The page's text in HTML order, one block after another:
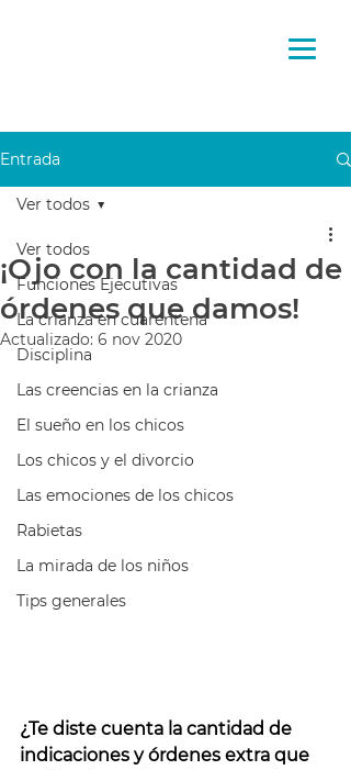
Entrada
Ver todos
Funciones Ejecutivas
La crianza en cuarentena
Disciplina
Las creencias en la crianza
El sueño en los chicos
Los chicos y el divorcio
Las emociones de los chicos
Rabietas
La mirada de los niños
Tips generales
Ver todos
¡Ojo con la cantidad de
órdenes que damos!
Actualizado: 6 nov 2020
¿Te diste cuenta la cantidad de
indicaciones y órdenes extra que